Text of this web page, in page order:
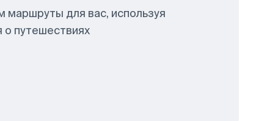
для вас, используя
о путешествиях